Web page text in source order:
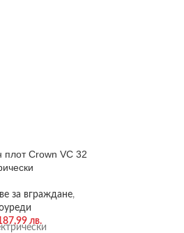
плот Crown VC 32
за вграждане,
лв.